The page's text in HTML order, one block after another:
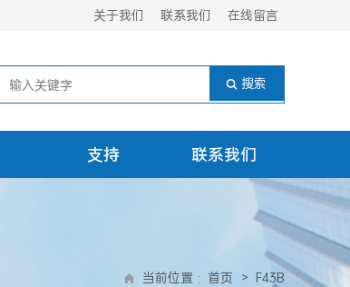
关于我们 联系我们 在线留言
支持 联系我们
当前位置 : 首页 > F43B